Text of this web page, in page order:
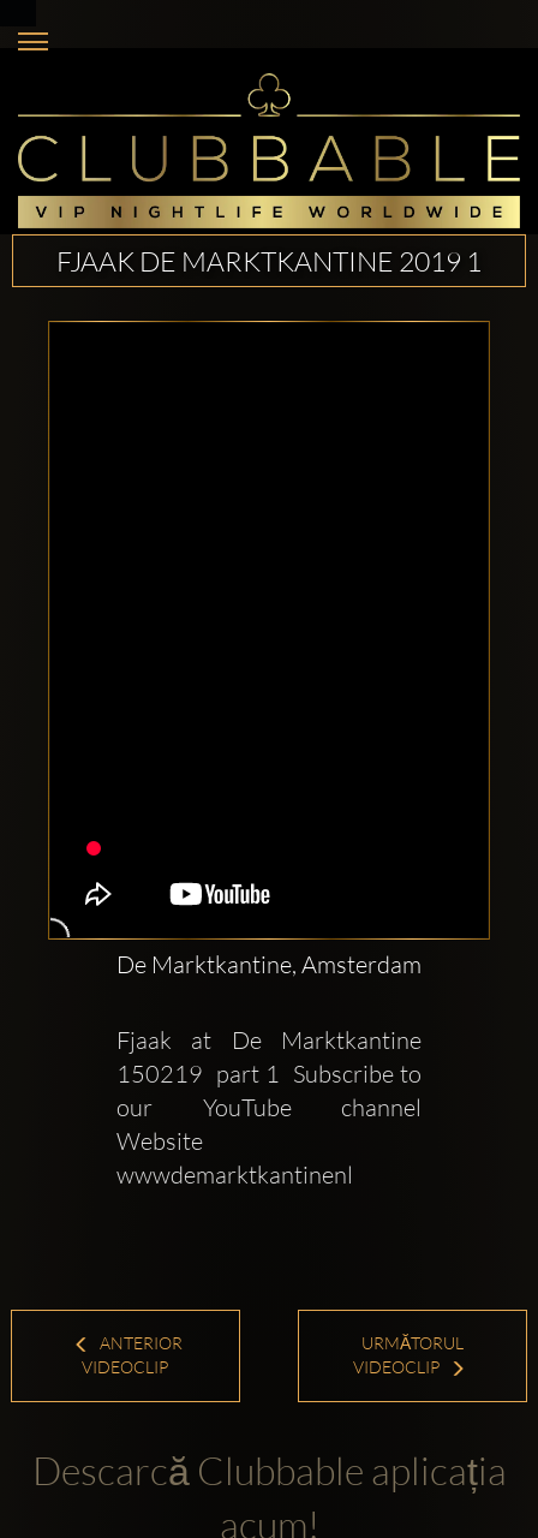
FJAAK DE MARKTKANTINE 2019 1
De Marktkantine, Amsterdam
Fjaak at De Marktkantine
150219  part 1  Subscribe to
our YouTube channel
Website
wwwdemarktkantinenl
ANTERIOR
VIDEOCLIP
URMĂTORUL
VIDEOCLIP
Descarcă Clubbable aplicația
acum!